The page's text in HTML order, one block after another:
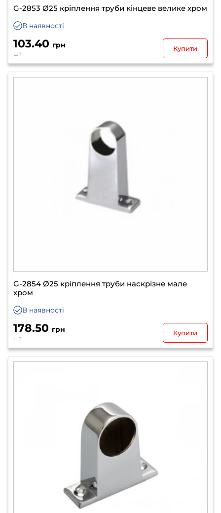
G-2853 Ø25 кріплення труби кінцеве велике хром
В наявності
103.40 грн
шт
Купити
G-2854 Ø25 кріплення труби наскрізне мале
хром
В наявності
178.50 грн
шт
Купити